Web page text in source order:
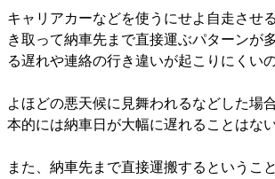
キャリアカーなどを使うにせよ自走させ
き取って納車先まで直接運ぶパターンが
る遅れや連絡の行き違いが起こりにくいの
よほどの悪天候に見舞われるなどした場
本的には納車日が大幅に遅れることはな
また、納車先まで直接運搬するというこ